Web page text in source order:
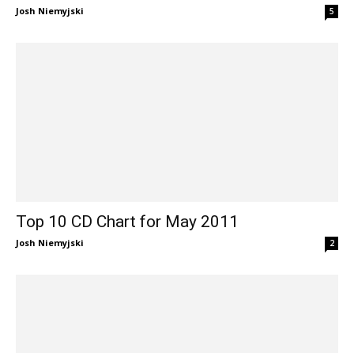
Josh Niemyjski 5
Top 10 CD Chart for May 2011
Josh Niemyjski 2